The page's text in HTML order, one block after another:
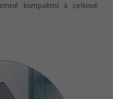
kompaktní a celkové